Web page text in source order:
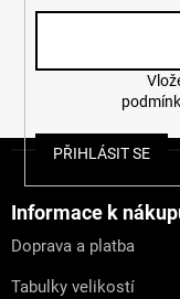
PŘIHLÁSIT SE
Informace k
Doprava a platba
Tabulky velikostí